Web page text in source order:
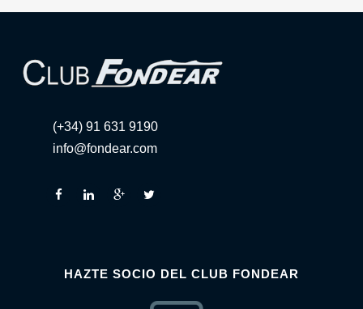
(+34) 91 631 9190
info@fondear.com
HAZTE SOCIO DEL CLUB FONDEAR